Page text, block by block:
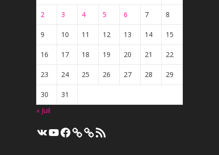
2 3 4 5 6 7 8
9 10 11 12 13 14 15
16 17 18 19 20 21 22
23 24 25 26 27 28 29
30
31
« Juil
VK YouTube
Facebook Flux
RSS